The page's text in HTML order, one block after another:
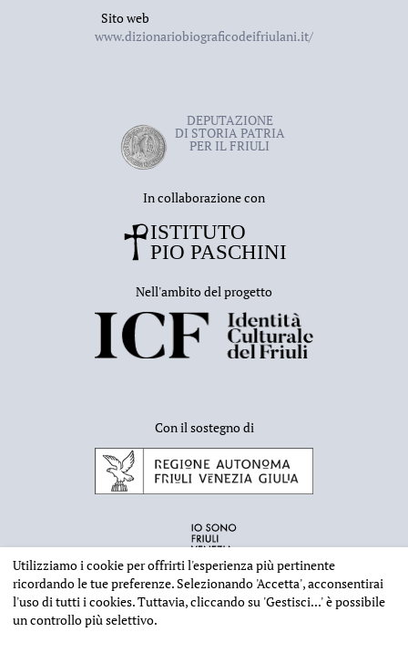
Sito web
www.dizionariobiograficodeifriulani.it/
DEPUTAZIONE
DI STORIA PATRIA
PER IL FRIULI
In collaborazione con
Nell'ambito del progetto
Con il sostegno di
Utilizziamo i cookie per offrirti l'esperienza più pertinente
ricordando le tue preferenze. Selezionando 'Accetta', acconsentirai
l'uso di tutti i cookies. Tuttavia, cliccando su 'Gestisci...'è possibile
un controllo più selettivo.